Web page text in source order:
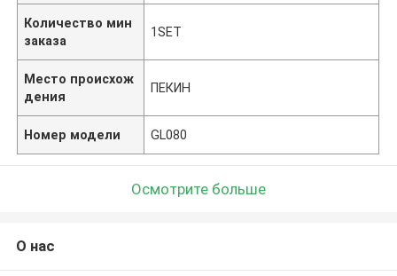
Количество мин
заказа
1SET
Место происхож
дения
ПЕКИН
Номер модели GL080
Осмотрите больше
О нас